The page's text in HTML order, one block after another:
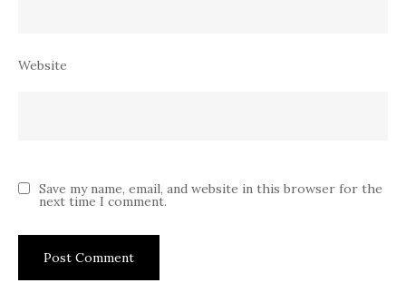
Website
Save my name, email, and website in this browser for the
next time I comment.